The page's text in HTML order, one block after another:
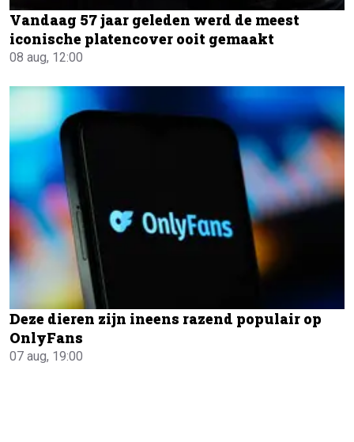
Vandaag 57 jaar geleden werd de meest
iconische platencover ooit gemaakt
08 aug, 12:00
Deze dieren zijn ineens razend populair op
OnlyFans
07 aug, 19:00